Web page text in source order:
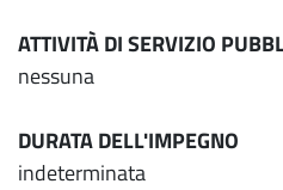
ATTIVITÀ DI SERVIZIO
nessuna
DURATA DELL'IMPEGNO
indeterminata